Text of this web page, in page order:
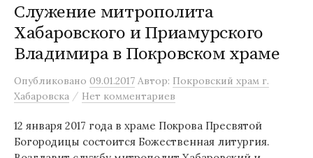
Служение митрополита
Хабаровского и Приамурского
Владимира в Покровском храме
Опубликовано 09.01.2017 Автор: Покровский храм г.
Хабаровска / Нет комментариев
12 января 2017 года в храме Покрова Пресвятой
Богородицы состоится Божественная литургия.